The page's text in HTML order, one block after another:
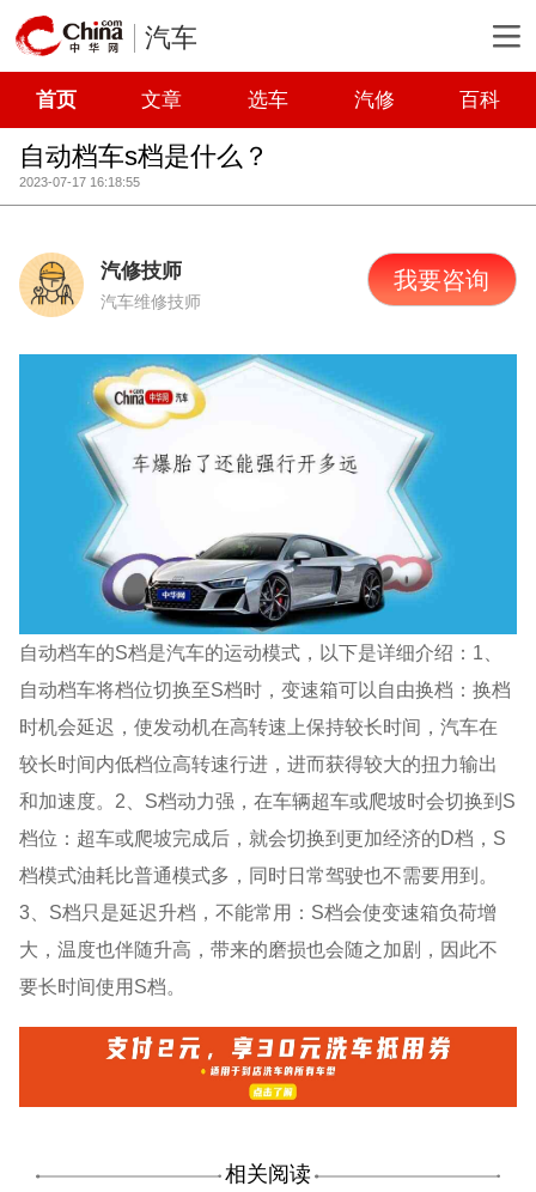
汽车
首页 文章 选车 汽修 百科
自动档车s档是什么？
2023-07-17 16:18:55
汽修技师
汽车维修技师
我要咨询
自动档车的S档是汽车的运动模式，以下是详细介绍：1、
自动档车将档位切换至S档时，变速箱可以自由换档：换档
时机会延迟，使发动机在高转速上保持较长时间，汽车在
较长时间内低档位高转速行进，进而获得较大的扭力输出
和加速度。2、S档动力强，在车辆超车或爬坡时会切换到S
档位：超车或爬坡完成后，就会切换到更加经济的D档，S
档模式油耗比普通模式多，同时日常驾驶也不需要用到。
3、S档只是延迟升档，不能常用：S档会使变速箱负荷增
大，温度也伴随升高，带来的磨损也会随之加剧，因此不
要长时间使用S档。
相关阅读